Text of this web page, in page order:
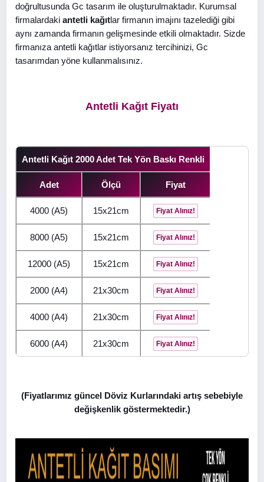
doğrultusunda Gc tasarım ile oluşturulmaktadır. Kurumsal
firmalardaki antetli kağıtlar firmanın imajını tazelediği gibi
aynı zamanda firmanın gelişmesinde etkili olmaktadır. Sizde
firmanıza antetli kağıtlar istiyorsanız tercihinizi, Gc
tasarımdan yöne kullanmalısınız.
Antetli Kağıt Fiyatı
Antetli Kağıt 2000 Adet Tek Yön Baskı Renkli
Adet Ölçü Fiyat
4000 (A5) 15x21cm Fiyat Alınız!
8000 (A5) 15x21cm Fiyat Alınız!
12000 (A5) 15x21cm Fiyat Alınız!
2000 (A4) 21x30cm Fiyat Alınız!
4000 (A4) 21x30cm Fiyat Alınız!
6000 (A4) 21x30cm Fiyat Alınız!
(Fiyatlarımız güncel Döviz Kurlarındaki artış sebebiyle
değişkenlik göstermektedir.)